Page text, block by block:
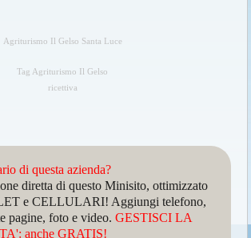
Agriturismo Il Gelso Santa Luce
Tag Agriturismo Il Gelso
ricettiva
di questa azienda?
diretta di questo Minisito, ottimizzato
e CELLULARI! Aggiungi telefono,
pagine, foto e video.GESTISCI LA
anche GRATIS!